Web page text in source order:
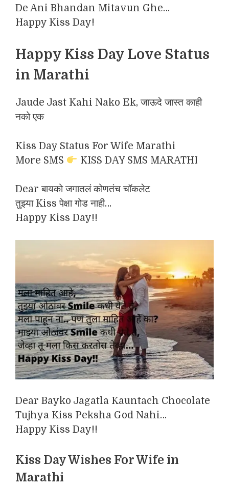
De Ani Bhandan Mitavun Ghe…
Happy Kiss Day!
Happy Kiss Day Love Status
in Marathi
Jaude Jast Kahi Nako Ek, जाऊदे जास्त काही
नको एक
Kiss Day Status For Wife Marathi
More SMS
KISS DAY SMS MARATHI
Dear बायको जगातलं कोणतंच चॉकलेट
तुझ्या Kiss पेक्षा गोड नाही…
Happy Kiss Day!!
Dear Bayko Jagatla Kauntach Chocolate
Tujhya Kiss Peksha God Nahi…
Happy Kiss Day!!
Kiss Day Wishes For Wife in
Marathi